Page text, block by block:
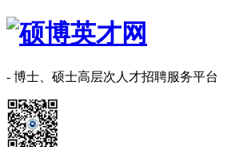
- 博士、硕士高层次人才招聘服务平台